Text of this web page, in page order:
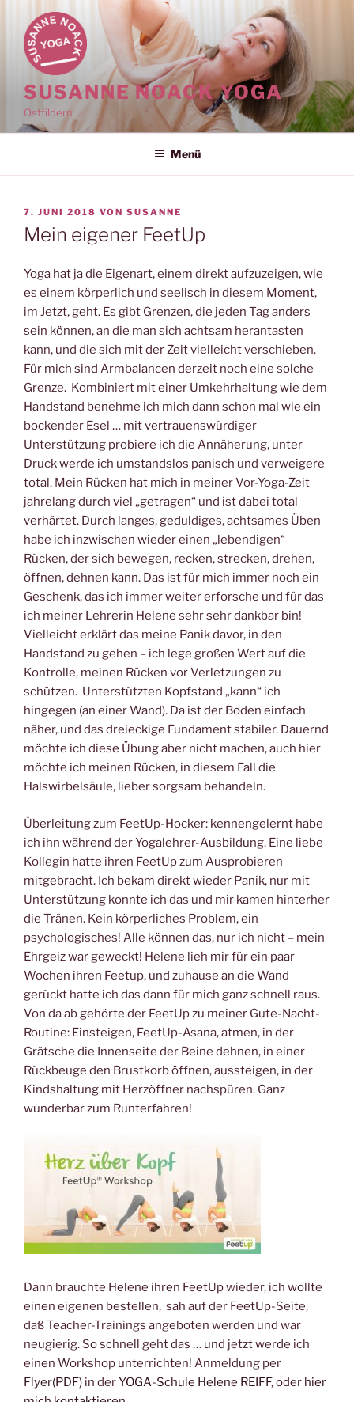
Inhalt
springen
SUSANNE NOACK YOGA
Ostfildern
Menü
VERÖFFENTLICHT
AM
7. JUNI 2018 VON SUSANNE
Mein eigener FeetUp
Yoga hat ja die Eigenart, einem direkt aufzuzeigen, wie
es einem körperlich und seelisch in diesem Moment,
im Jetzt, geht. Es gibt Grenzen, die jeden Tag anders
sein können, an die man sich achtsam herantasten
kann, und die sich mit der Zeit vielleicht verschieben.
Für mich sind Armbalancen derzeit noch eine solche
Grenze. Kombiniert mit einer Umkehrhaltung wie dem
Handstand benehme ich mich dann schon mal wie ein
bockender Esel … mit vertrauenswürdiger
Unterstützung probiere ich die Annäherung, unter
Druck werde ich umstandslos panisch und verweigere
total. Mein Rücken hat mich in meiner Vor-Yoga-Zeit
jahrelang durch viel „getragen“ und ist dabei total
verhärtet. Durch langes, geduldiges, achtsames Üben
habe ich inzwischen wieder einen „lebendigen“
Rücken, der sich bewegen, recken, strecken, drehen,
öffnen, dehnen kann. Das ist für mich immer noch ein
Geschenk, das ich immer weiter erforsche und für das
ich meiner Lehrerin Helene sehr sehr dankbar bin!
Vielleicht erklärt das meine Panik davor, in den
Handstand zu gehen – ich lege großen Wert auf die
Kontrolle, meinen Rücken vor Verletzungen zu
schützen. Unterstützten Kopfstand „kann“ ich
hingegen (an einer Wand). Da ist der Boden einfach
näher, und das dreieckige Fundament stabiler. Dauernd
möchte ich diese Übung aber nicht machen, auch hier
möchte ich meinen Rücken, in diesem Fall die
Halswirbelsäule, lieber sorgsam behandeln.
Überleitung zum FeetUp-Hocker: kennengelernt habe
ich ihn während der Yogalehrer-Ausbildung. Eine liebe
Kollegin hatte ihren FeetUp zum Ausprobieren
mitgebracht. Ich bekam direkt wieder Panik, nur mit
Unterstützung konnte ich das und mir kamen hinterher
die Tränen. Kein körperliches Problem, ein
psychologisches! Alle können das, nur ich nicht – mein
Ehrgeiz war geweckt! Helene lieh mir für ein paar
Wochen ihren Feetup, und zuhause an die Wand
gerückt hatte ich das dann für mich ganz schnell raus.
Von da ab gehörte der FeetUp zu meiner Gute-Nacht-
Routine: Einsteigen, FeetUp-Asana, atmen, in der
Grätsche die Innenseite der Beine dehnen, in einer
Rückbeuge den Brustkorb öffnen, aussteigen, in der
Kindshaltung mit Herzöffner nachspüren. Ganz
wunderbar zum Runterfahren!
Dann brauchte Helene ihren FeetUp wieder, ich wollte
einen eigenen bestellen, sah auf der FeetUp-Seite,
daß Teacher-Trainings angeboten werden und war
neugierig. So schnell geht das … und jetzt werde ich
einen Workshop unterrichten! Anmeldung per
Flyer(PDF) in derYOGA-Schule Helene REIFF, oder hier